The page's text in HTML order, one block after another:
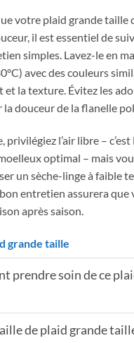
votre plaid grande taille
il est essentiel de
simples. Lavez-le en
avec des couleurs
et la texture. Évitez les
douceur de la flanelle
privilégiez l’air libre –
optimal – mais
un sèche-linge à faible
entretien assurera
après saison.
grande taille
prendre soin de ce
de plaid grande